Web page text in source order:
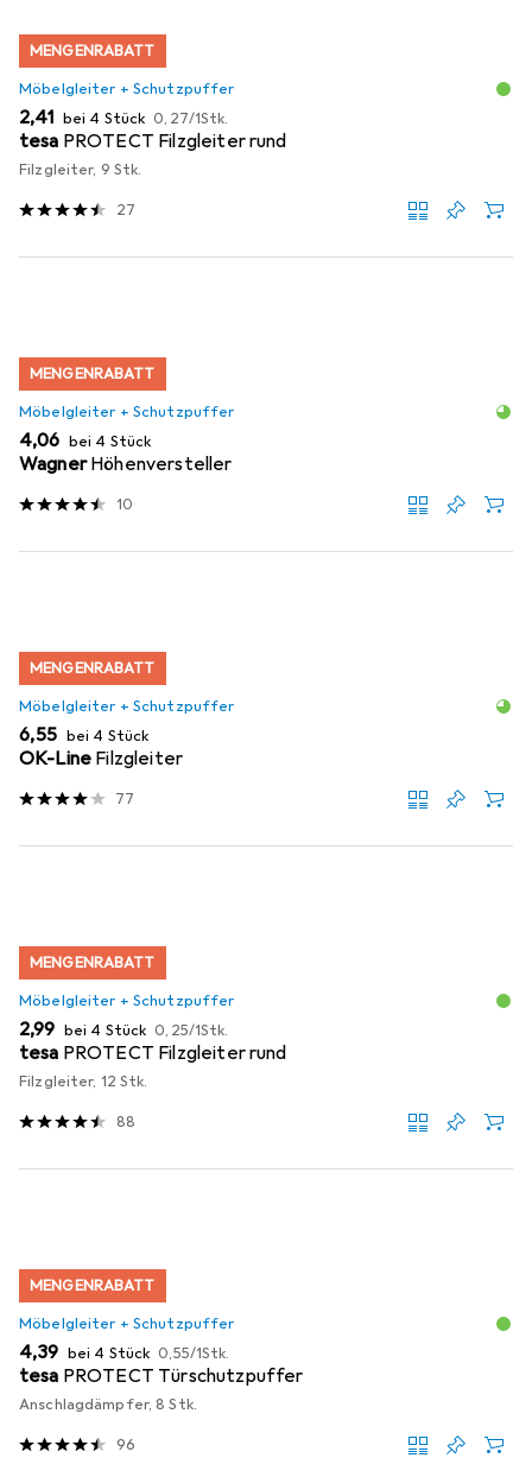
MENGENRABATT
Möbelgleiter + Schutzpuffer
EUR
2,41 bei 4 Stück EUR
0,27/1Stk.
tesa PROTECT Filzgleiter rund
Filzgleiter, 9 Stk.
27
MENGENRABATT
Möbelgleiter + Schutzpuffer
EUR
4,06 bei 4 Stück
Wagner Höhenversteller
10
MENGENRABATT
Möbelgleiter + Schutzpuffer
EUR
6,55 bei 4 Stück
OK-Line Filzgleiter
77
MENGENRABATT
Möbelgleiter + Schutzpuffer
EUR
2,99 bei 4 Stück EUR
0,25/1Stk.
tesa PROTECT Filzgleiter rund
Filzgleiter, 12 Stk.
88
MENGENRABATT
Möbelgleiter + Schutzpuffer
EUR
4,39 bei 4 Stück EUR
0,55/1Stk.
tesa PROTECT Türschutzpuffer
Anschlagdämpfer, 8 Stk.
96